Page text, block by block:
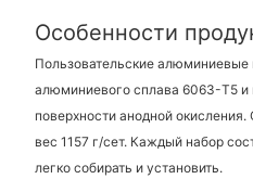
Особенности
Пользовательские алюминиевые
алюминиевого сплава 6063-T5 и
поверхности анодной
вес 1157 г/сет. Каждый набор
легко собирать и установить.